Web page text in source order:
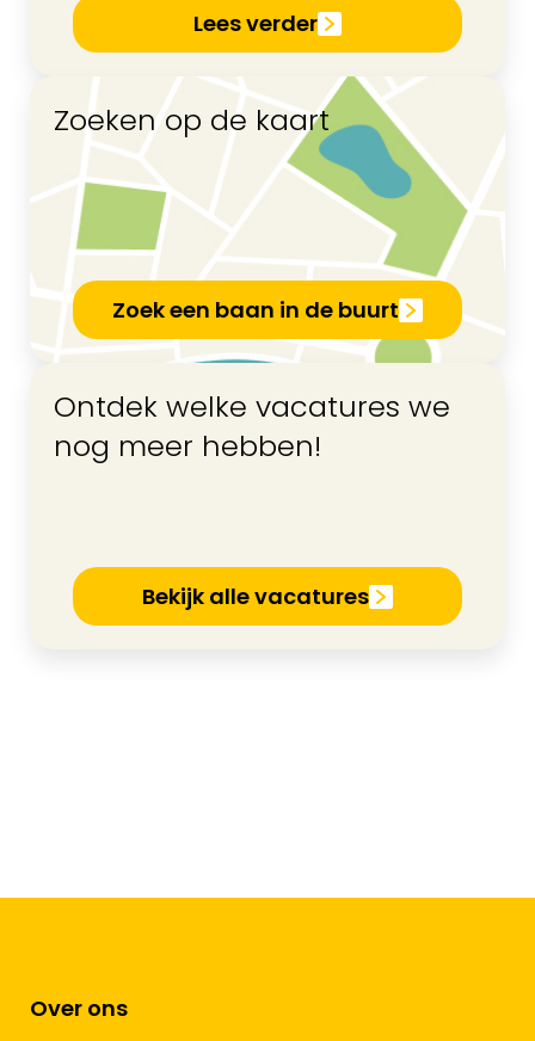
Lees verder
Zoeken op de kaart
Zoek een baan in de buurt
Ontdek welke vacatures we
nog meer hebben!
Bekijk alle vacatures
Over ons